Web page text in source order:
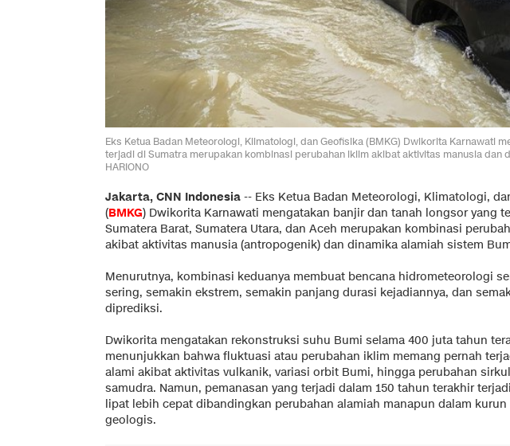
Eks Ketua Badan Meteorologi, Klimatologi, dan Geofisika (BMKG) Dwikorita Karnawati
terjadi di Sumatra merupakan kombinasi perubahan iklim akibat aktivitas manusia dan
HARIONO
Jakarta, CNN Indonesia -- Eks Ketua Badan Meteorologi, Klimatologi,
(BMKG) Dwikorita Karnawati mengatakan banjir dan tanah longsor yang
Sumatera Barat, Sumatera Utara, dan Aceh merupakan kombinasi
akibat aktivitas manusia (antropogenik) dan dinamika alamiah sistem
Menurutnya, kombinasi keduanya membuat bencana hidrometeorologi
sering, semakin ekstrem, semakin panjang durasi kejadiannya, dan
diprediksi.
Dwikorita mengatakan rekonstruksi suhu Bumi selama 400 juta tahun
menunjukkan bahwa fluktuasi atau perubahan iklim memang pernah
alami akibat aktivitas vulkanik, variasi orbit Bumi, hingga perubahan
samudra. Namun, pemanasan yang terjadi dalam 150 tahun terakhir
lipat lebih cepat dibandingkan perubahan alamiah manapun dalam kurun
geologis.